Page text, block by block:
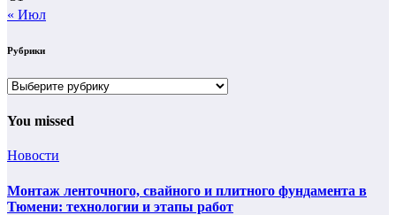
« Июл
Рубрики
Рубрики
You missed
Новости
Монтаж ленточного, свайного и плитного фундамента в
Тюмени: технологии и этапы работ